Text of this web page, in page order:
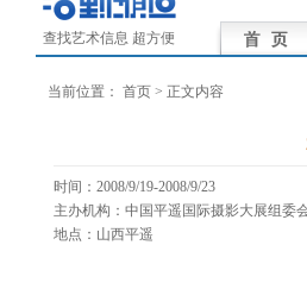
查找艺术信息 超方便
当前位置： 首页 > 正文内容
时间：2008/9/19-2008/9/23
主办机构：中国平遥国际摄影大展组委
地点：山西平遥